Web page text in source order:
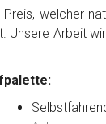
welcher
Unsere Arbeit